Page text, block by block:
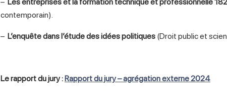
contemporain).
– L’enquête dans l’étude des idées politiques (Droit public et
Le rapport du jury :Rapport du jury – agrégation externe 2024